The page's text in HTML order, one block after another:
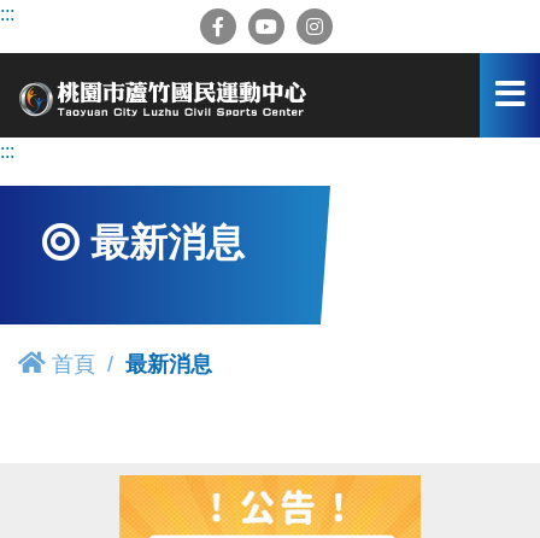
跳
容
:::
:::
最新消息
首頁 最新消息